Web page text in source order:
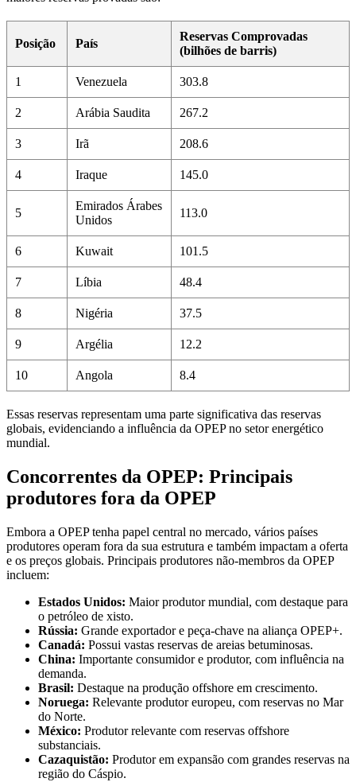
Posição País
Reservas Comprovadas
(bilhões de barris)
1 Venezuela 303.8
2 Arábia Saudita 267.2
3 Irã 208.6
4 Iraque 145.0
5
Emirados Árabes
Unidos
113.0
6 Kuwait 101.5
7 Líbia 48.4
8 Nigéria 37.5
9 Argélia 12.2
10 Angola 8.4
Essas reservas representam uma parte significativa das reservas
globais, evidenciando a influência da OPEP no setor energético
mundial.​
Concorrentes da OPEP: Principais
produtores fora da OPEP
Embora a OPEP tenha papel central no mercado, vários países
produtores operam fora da sua estrutura e também impactam a oferta
e os preços globais. Principais produtores não-membros da OPEP
incluem:
Estados Unidos: Maior produtor mundial, com destaque para
o petróleo de xisto.
Rússia: Grande exportador e peça-chave na aliança OPEP+.
Canadá: Possui vastas reservas de areias betuminosas.
China: Importante consumidor e produtor, com influência na
demanda.
Brasil: Destaque na produção offshore em crescimento.
Noruega: Relevante produtor europeu, com reservas no Mar
do Norte.
México: Produtor relevante com reservas offshore
substanciais.
Cazaquistão: Produtor em expansão com grandes reservas na
região do Cáspio.